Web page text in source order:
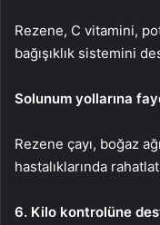
Rezene, C vitamini,
bağışıklık sistemini
Solunum yollarına
Rezene çayı, boğaz
hastalıklarında
6. Kilo kontrolüne